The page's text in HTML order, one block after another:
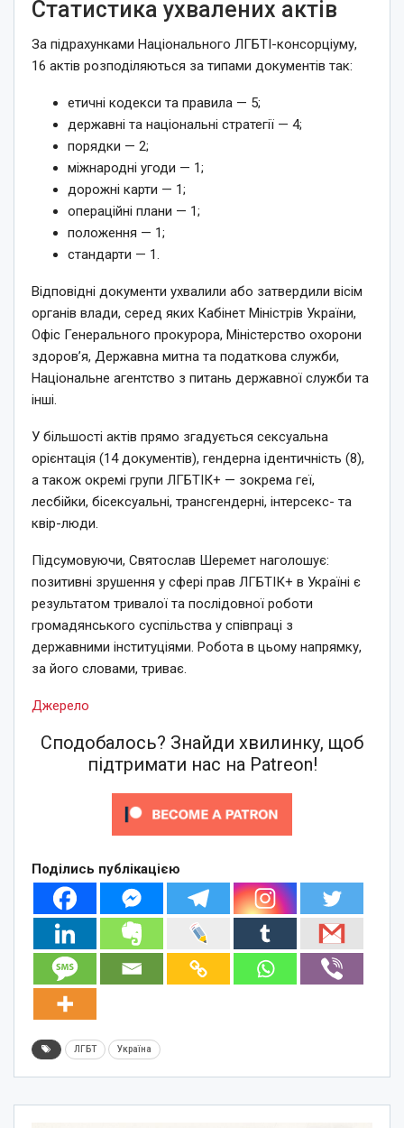
Статистика ухвалених актів
За підрахунками Національного ЛГБТІ-консорціуму,
16 актів розподіляються за типами документів так:
етичні кодекси та правила — 5;
державні та національні стратегії — 4;
порядки — 2;
міжнародні угоди — 1;
дорожні карти — 1;
операційні плани — 1;
положення — 1;
стандарти — 1.
Відповідні документи ухвалили або затвердили вісім
органів влади, серед яких Кабінет Міністрів України,
Офіс Генерального прокурора, Міністерство охорони
здоров’я, Державна митна та податкова служби,
Національне агентство з питань державної служби та
інші.
У більшості актів прямо згадується сексуальна
орієнтація (14 документів), гендерна ідентичність (8),
а також окремі групи ЛГБТІК+ — зокрема геї,
лесбійки, бісексуальні, трансгендерні, інтерсекс- та
квір-люди.
Підсумовуючи, Святослав Шеремет наголошує:
позитивні зрушення у сфері прав ЛГБТІК+ в Україні є
результатом тривалої та послідовної роботи
громадянського суспільства у співпраці з
державними інституціями. Робота в цьому напрямку,
за його словами, триває.
Джерело
Сподобалось? Знайди хвилинку, щоб
підтримати нас на Patreon!
Поділись публікацією
ЛГБТ Україна